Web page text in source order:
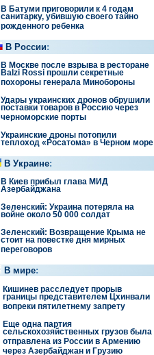
В Батуми приговорили к 4 годам
санитарку, убившую своего тайно
рожденного ребенка
В России:
В Москве после взрыва в ресторане
Balzi Rossi прошли секретные
похороны генерала Минобороны
Удары украинских дронов обрушили
поставки товаров в Россию через
черноморские порты
Украинские дроны потопили
теплоход «Росатома» в Черном море
В Украине:
В Киев прибыл глава МИД
Азербайджана
Зеленский: Украина потеряла на
войне около 50 000 солдат
Зеленский: Возвращение Крыма не
стоит на повестке дня мирных
переговоров
В мире:
Кишинев расследует прорыв
границы представителем Цхинвали
вопреки пятилетнему запрету
Еще одна партия
сельскохозяйственных грузов была
отправлена ​​из России в Армению